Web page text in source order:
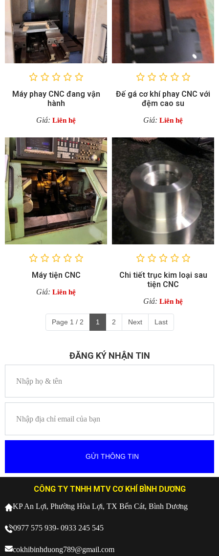
Máy phay CNC đang vận
hành
Giá: Liên hệ
Đế gá cơ khí phay CNC với
đệm cao su
Giá: Liên hệ
Máy tiện CNC
Giá: Liên hệ
Chi tiết trục kim loại sau
tiện CNC
Giá: Liên hệ
Page 1 / 2 1 2 Next Last
ĐĂNG KÝ NHẬN TIN
CÔNG TY TNHH MTV CƠ KHÍ BÌNH DƯƠNG
KP An Lợi, Phường Hòa Lợi, TX Bến Cát, Bình Dương
0977 575 939- 0933 245 545
cokhibinhduong789@gmail.com